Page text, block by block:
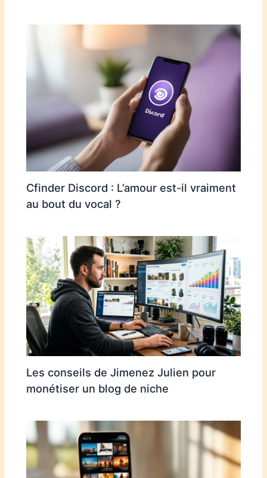
Cfinder Discord : L’amour est-il vraiment
au bout du vocal ?
Les conseils de Jimenez Julien pour
monétiser un blog de niche